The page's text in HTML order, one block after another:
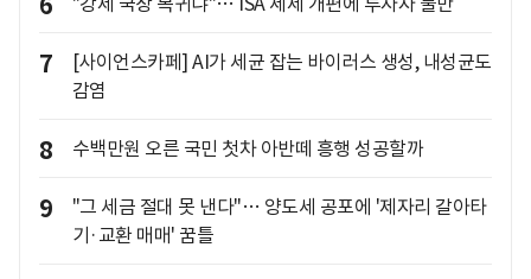
6
7
[사이언스카페] AI가 세균 잡는 바이러스 생성, 내성균도
감염
8 수백만원 오른 국민 첫차 아반떼 흥행 성공할까
9
"그 세금 절대 못 낸다"… 양도세 공포에 '제자리 갈아타
기·교환 매매' 꿈틀